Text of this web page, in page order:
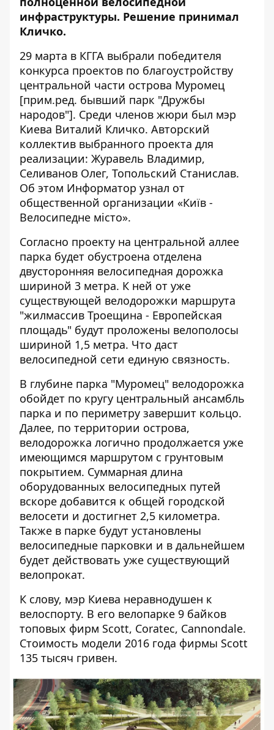
инфраструктуры. Решение принимал
Кличко.
29 марта в КГГА выбрали победителя
конкурса проектов по благоустройству
центральной части острова Муромец
[прим.ред. бывший парк "Дружбы
народов"]. Среди членов жюри был мэр
Киева Виталий Кличко. Авторский
коллектив выбранного проекта для
реализации: Журавель Владимир,
Селиванов Олег, Топольский Станислав.
Об этом Информатор узнал от
общественной организации «Київ -
Велосипедне місто».
Согласно проекту на центральной аллее
парка будет обустроена отделена
двусторонняя велосипедная дорожка
шириной 3 метра. К ней от уже
существующей велодорожки маршрута
"жилмассив Троещина - Европейская
площадь" будут проложены велополосы
шириной 1,5 метра. Что даст
велосипедной сети единую связность.
В глубине парка "Муромец" велодорожка
обойдет по кругу центральный ансамбль
парка и по периметру завершит кольцо.
Далее, по территории острова,
велодорожка логично продолжается уже
имеющимся маршрутом с грунтовым
покрытием. Суммарная длина
оборудованных велосипедных путей
вскоре добавится к общей городской
велосети и достигнет 2,5 километра.
Также в парке будут установлены
велосипедные парковки и в дальнейшем
будет действовать уже существующий
велопрокат.
К слову, мэр Киева неравнодушен к
велоспорту. В его велопарке 9 байков
топовых фирм Scott, Coratec, Cannondale.
Стоимость модели 2016 года фирмы Scott
135 тысяч гривен.